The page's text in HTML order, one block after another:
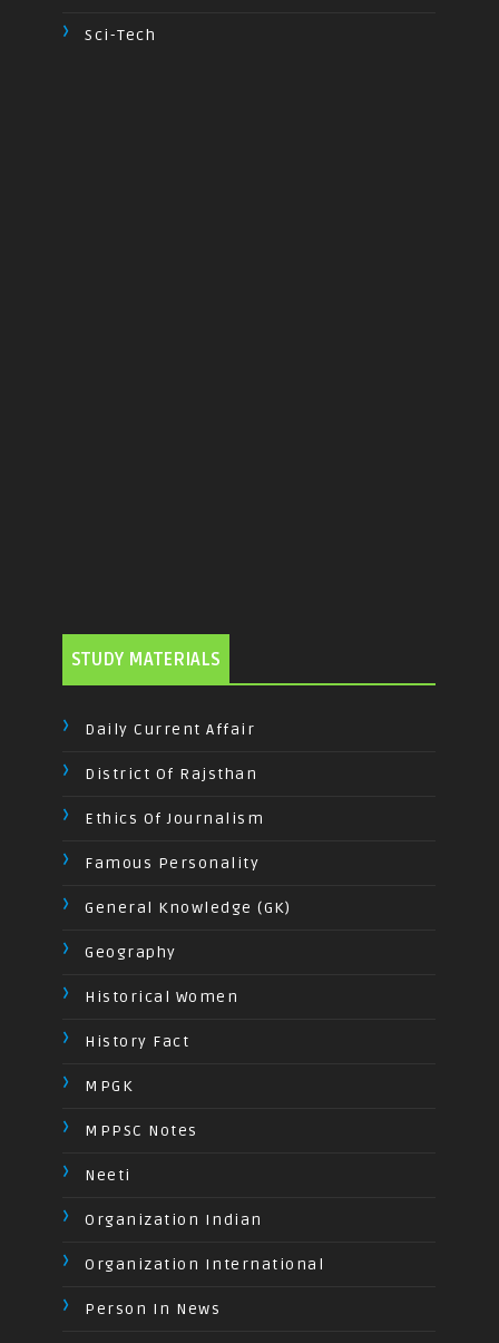
Sci-Tech
STUDY MATERIALS
Daily Current Affair
District Of Rajsthan
Ethics Of Journalism
Famous Personality
General Knowledge (GK)
Geography
Historical Women
History Fact
MPGK
MPPSC Notes
Neeti
Organization Indian
Organization International
Person In News